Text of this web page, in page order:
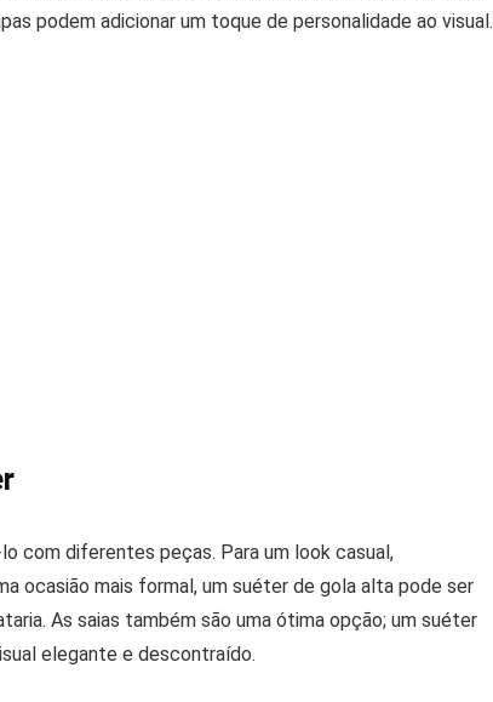
podem adicionar um toque de personalidade ao visual.
com diferentes peças. Para um look casual,
ocasião mais formal, um suéter de gola alta pode ser
As saias também são uma ótima opção; um suéter
elegante e descontraído.